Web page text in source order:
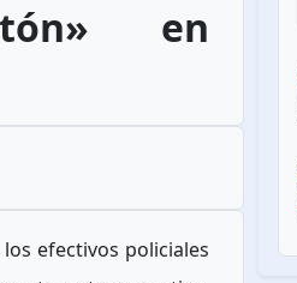
en
efectivos policiales